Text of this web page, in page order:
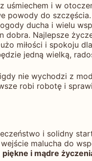
uśmiechem i w
powody do
ducha i wielu
dobra. Najlepsze
miłości i spokoju
jedną wielką,
nie wychodzi z
robi robotę i
i solidny
malucha do
piękne i mądre